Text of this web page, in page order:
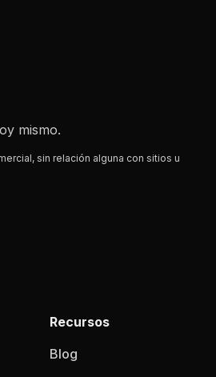
mismo.
sin relación alguna con sitios u
Recursos
Blog